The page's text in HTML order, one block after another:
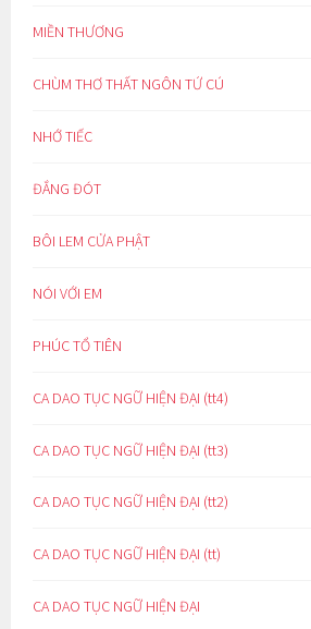
MIỀN THƯƠNG
CHÙM THƠ THẤT NGÔN TỨ CÚ
NHỚ TIẾC
ĐẮNG ĐÓT
BÔI LEM CỬA PHẬT
NÓI VỚI EM
PHÚC TỔ TIÊN
CA DAO TỤC NGỮ HIỆN ĐẠI (tt4)
CA DAO TỤC NGỮ HIỆN ĐẠI (tt3)
CA DAO TỤC NGỮ HIỆN ĐẠI (tt2)
CA DAO TỤC NGỮ HIỆN ĐẠI (tt)
CA DAO TỤC NGỮ HIỆN ĐẠI